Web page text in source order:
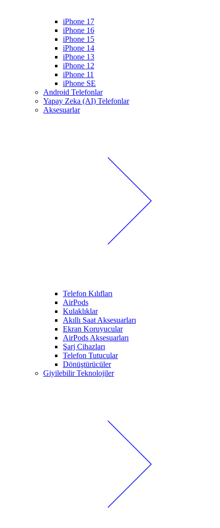
iPhone 17
iPhone 16
iPhone 15
iPhone 14
iPhone 13
iPhone 12
iPhone 11
iPhone SE
Android Telefonlar
Yapay Zeka (AI) Telefonlar
Aksesuarlar
Telefon Kılıfları
AirPods
Kulaklıklar
Akıllı Saat Aksesuarları
Ekran Koruyucular
AirPods Aksesuarları
Şarj Cihazları
Telefon Tutucular
Dönüştürücüler
Giyilebilir Teknolojiler